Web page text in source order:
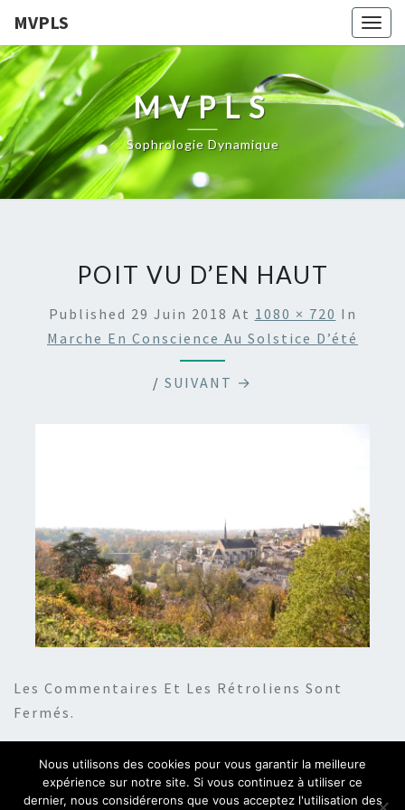
MVPLS
MVPLS
Sophrologie Dynamique
POIT VU D’EN HAUT
Published 29 Juin 2018 At 1080 × 720 In
Marche En Conscience Au Solstice D’été
/ SUIVANT →
Les Commentaires Et Les Rétroliens Sont
Fermés.
Nous utilisons des cookies pour vous garantir la meilleure
expérience sur notre site. Si vous continuez à utiliser ce
dernier, nous considérerons que vous acceptez l'utilisation des